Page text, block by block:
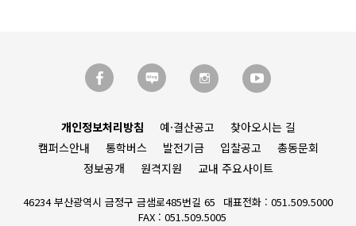
개인정보처리방침 예·결산공고
찾아오시는 길
캠퍼스안내
통학버스 발전기금 입찰공고
총동문회
정보공개
원격지원 교내 주요사이트
46234 부산광역시 금정구 금샘로485번길 65
대표전화 : 051.509.5000
FAX : 051.509.5005